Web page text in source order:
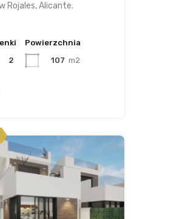
Rojales, Alicante.
2
Powierzchnia
107 m2